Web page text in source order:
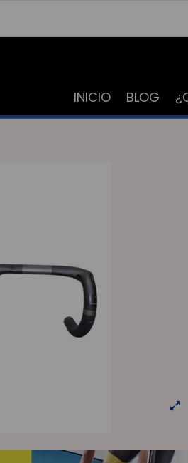
INICIO BLOG